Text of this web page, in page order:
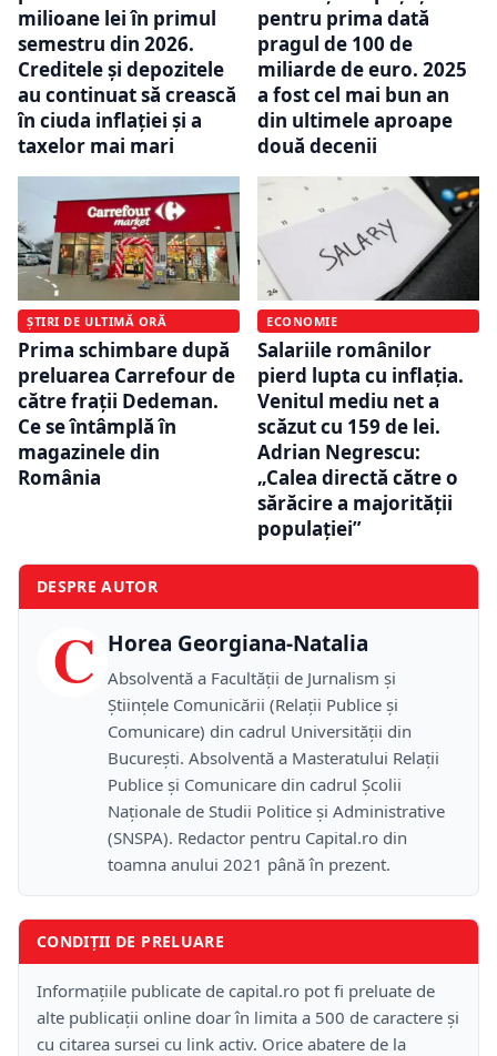
milioane lei în primul
semestru din 2026.
Creditele și depozitele
au continuat să crească
în ciuda inflației și a
taxelor mai mari
pentru prima dată
pragul de 100 de
miliarde de euro. 2025
a fost cel mai bun an
din ultimele aproape
două decenii
ȘTIRI DE ULTIMĂ ORĂ
Prima schimbare după
preluarea Carrefour de
către frații Dedeman.
Ce se întâmplă în
magazinele din
România
ECONOMIE
Salariile românilor
pierd lupta cu inflația.
Venitul mediu net a
scăzut cu 159 de lei.
Adrian Negrescu:
„Calea directă către o
sărăcire a majorității
populației”
DESPRE AUTOR
C Horea Georgiana-Natalia
Absolventă a Facultății de Jurnalism și
Științele Comunicării (Relații Publice și
Comunicare) din cadrul Universității din
București. Absolventă a Masteratului Relații
Publice și Comunicare din cadrul Școlii
Naţionale de Studii Politice și Administrative
(SNSPA). Redactor pentru Capital.ro din
toamna anului 2021 până în prezent.
CONDIȚII DE PRELUARE
Informațiile publicate de capital.ro pot fi preluate de
alte publicații online doar în limita a 500 de caractere și
cu citarea sursei cu link activ. Orice abatere de la